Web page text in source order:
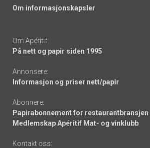
Om informasjonskapsler
Om Apéritif:
På nett og papir siden 1995
Annonsere:
Informasjon og priser nett/papir
Abonnere:
Papirabonnement for restaurantbransjen
Medlemskap Apéritif Mat- og vinklubb
Kontakt oss: